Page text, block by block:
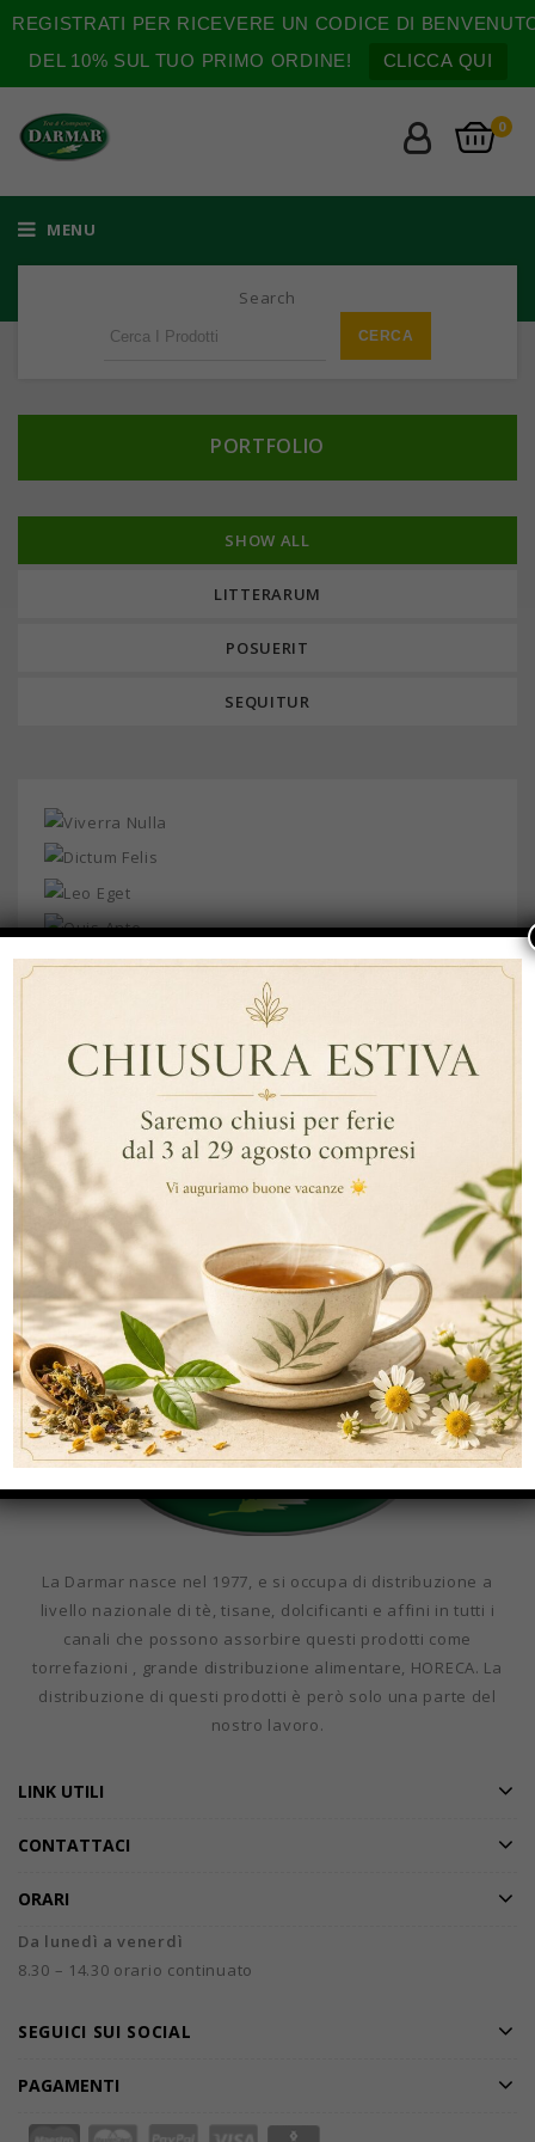
REGISTRATI PER RICEVERE UN CODICE DI
DEL 10% SUL TUO PRIMO ORDINE!
CLICCA QUI
0
MENU
Search
PORTFOLIO
SHOW ALL
LITTERARUM
POSUERIT
SEQUITUR
La Darmar nasce nel 1977, e si occupa di distribuzione a
livello nazionale di tè, tisane, dolcificanti e affini in tutti i
canali che possono assorbire questi prodotti come
torrefazioni , grande distribuzione alimentare, HORECA. La
distribuzione di questi prodotti è però solo una parte del
nostro lavoro.
LINK UTILI
CONTATTACI
ORARI
Da lunedì a venerdì
8.30 – 14.30 orario continuato
SEGUICI SUI SOCIAL
PAGAMENTI